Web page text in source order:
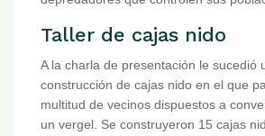
Taller de cajas nido
A la charla de presentación le sucedió
construcción de cajas nido en el que
multitud de vecinos dispuestos a
un vergel. Se construyeron 15 cajas